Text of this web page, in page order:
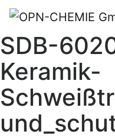
SDB-
Keramik-